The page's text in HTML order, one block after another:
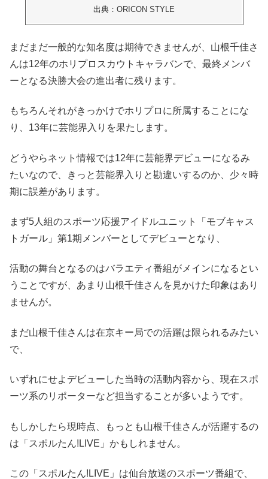
出典：ORICON STYLE
まだまだ一般的な知名度は期待できませんが、山根千佳さ
んは12年のホリプロスカウトキャラバンで、最終メンバ
ーとなる決勝大会の進出者に残ります。
もちろんそれがきっかけでホリプロに所属することにな
り、13年に芸能界入りを果たします。
どうやらネット情報では12年に芸能界デビューになるみ
たいなので、きっと芸能界入りと勘違いするのか、少々時
期に誤差があります。
まず5人組のスポーツ応援アイドルユニット「モブキャス
トガール」第1期メンバーとしてデビューとなり、
活動の舞台となるのはバラエティ番組がメインになるとい
うことですが、あまり山根千佳さんを見かけた印象はあり
ませんが。
まだ山根千佳さんは在京キー局での活躍は限られるみたい
で、
いずれにせよデビューした当時の活動内容から、現在スポ
ーツ系のリポーターなど担当することが多いようです。
もしかしたら現時点、もっとも山根千佳さんが活躍するの
は「スポルたん!LIVE」かもしれません。
この「スポルたん!LIVE」は仙台放送のスポーツ番組で、